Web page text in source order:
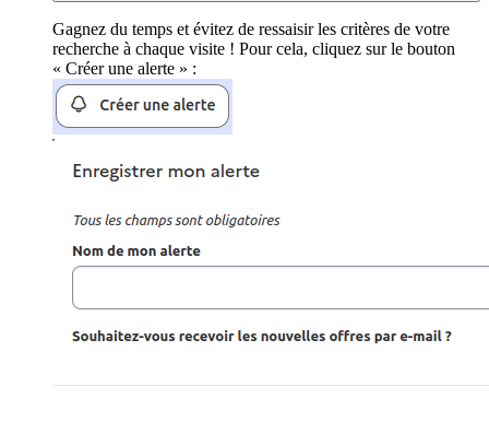
Gagnez du temps et évitez de ressaisir les critères de votre
recherche à chaque visite ! Pour cela, cliquez sur le bouton
« Créer une alerte » :